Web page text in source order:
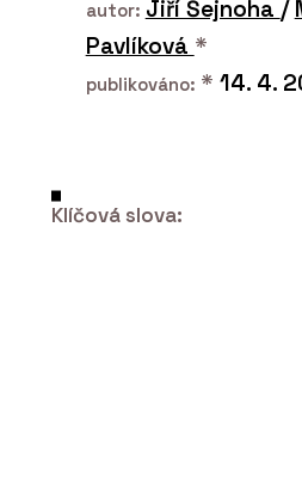
hvězdy z Milána
autor: Jiří Šejnoha /
Pavlíková *
publikováno: * 14. 4.
Klíčová slova: